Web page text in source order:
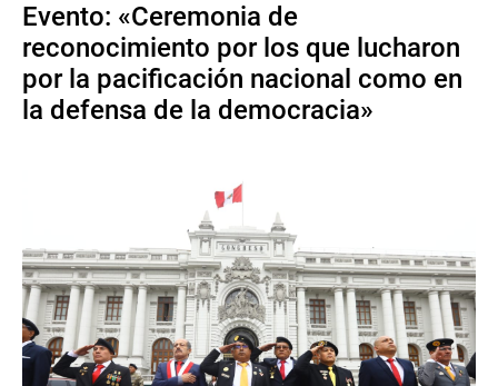
Evento: «Ceremonia de
reconocimiento por los que lucharon
por la pacificación nacional como en
la defensa de la democracia»